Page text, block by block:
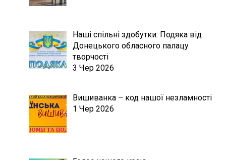
Наші спільні здобутки: Подяка від
Донецького обласного палацу
творчості
3 Чер 2026
Вишиванка – код нашої незламності
1 Чер 2026